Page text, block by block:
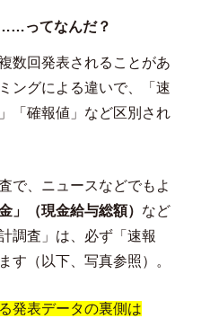
ってなんだ？
数回発表されることがあ
ングによる違いで、「速
「確報値」など区別され
で、ニュースなどでもよ
」（現金給与総額） など
調査」は、必ず「速報
す（以下、写真参照）。
発表データの裏側は